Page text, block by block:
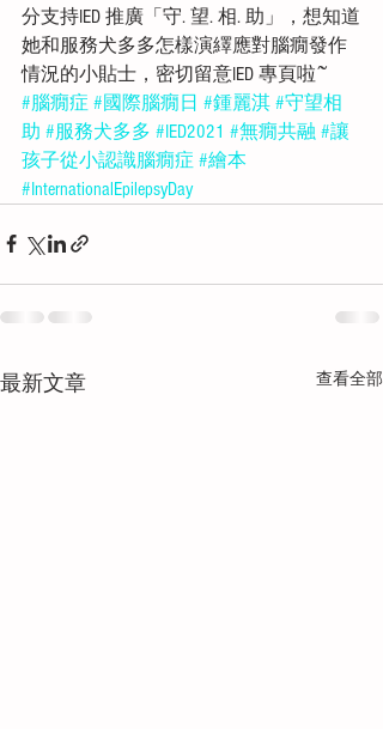
分支持IED 推廣「守. 望. 相. 助」，想知道
她和服務犬多多怎樣演繹應對腦癇發作
情況的小貼士，密切留意IED 專頁啦~
#腦癇症 #國際腦癇日 #鍾麗淇 #守望相
助 #服務犬多多 #IED2021 #無癇共融 #讓
孩子從小認識腦癇症 #繪本
#InternationalEpilepsyDay
最新文章 查看全部